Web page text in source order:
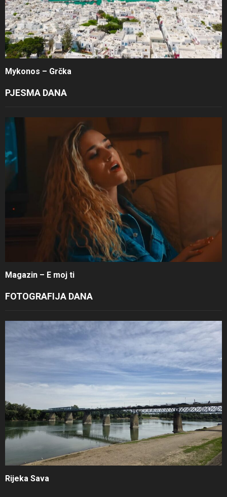
Mykonos – Grčka
PJESMA DANA
Magazin – E moj ti
FOTOGRAFIJA DANA
Rijeka Sava